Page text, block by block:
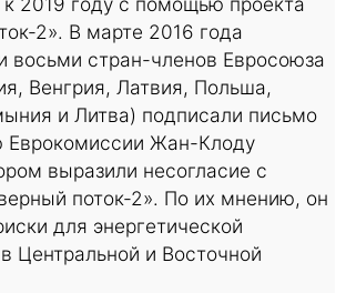
2». В марте 2016 года
восьми стран-членов Евросоюза
Венгрия, Латвия, Польша,
и Литва) подписали письмо
Еврокомиссии Жан-Клоду
выразили несогласие с
поток-2». По их мнению, он
для энергетической
Центральной и Восточной